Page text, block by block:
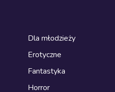
Dla młodzieży
Erotyczne
Fantastyka
Horror